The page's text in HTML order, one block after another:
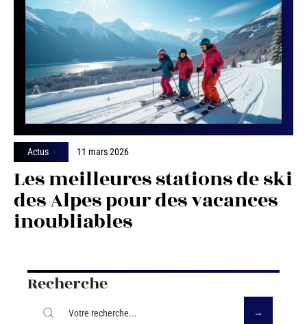
Actus 11 mars 2026
Les meilleures stations de ski
des Alpes pour des vacances
inoubliables
Recherche